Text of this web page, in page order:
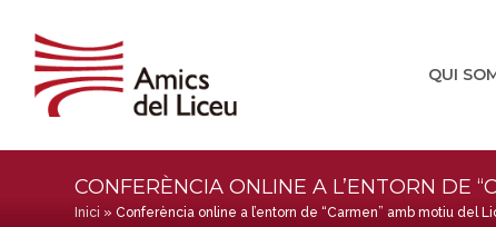
QUI
CONFERÈNCIA ONLINE A L’ENTORN DE
Inici »Conferència online a l’entorn de “Carmen” amb motiu del